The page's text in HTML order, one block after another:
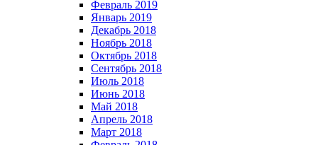
Февраль 2019
Январь 2019
Декабрь 2018
Ноябрь 2018
Октябрь 2018
Сентябрь 2018
Июль 2018
Июнь 2018
Май 2018
Апрель 2018
Март 2018